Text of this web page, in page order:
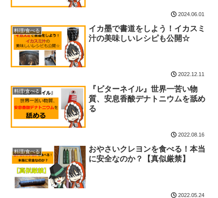
2024.06.01
料理/食べる
イカ墨で書道をしよう！イカスミ
汁の美味しいレシピも公開☆
2022.12.11
料理/食べる
『ビターネイル』世界一苦い物
質、安息香酸デナトニウムを舐め
る
2022.08.16
料理/食べる
おやさいクレヨンを食べる！本当
に安全なのか？【真似厳禁】
2022.05.24